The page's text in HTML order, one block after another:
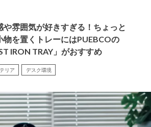
や雰囲気が好きすぎる！ちょっと
物を置くトレーにはPUEBCOの
IRON TRAY」がおすすめ
リア デスク環境